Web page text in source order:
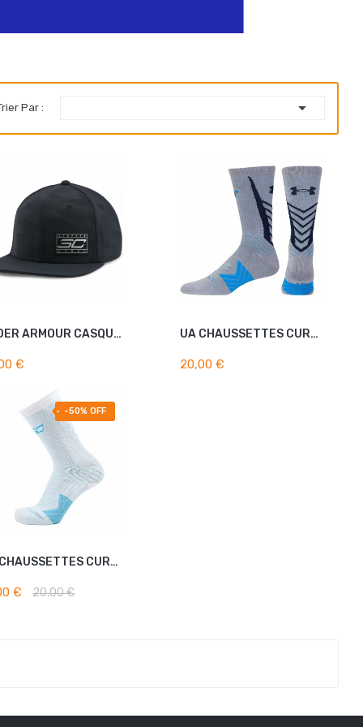
Par : 
UNDER ARMOUR CASQUETTE...
€
AU PANIER UA CHAUSSETTES CURRY...
20,00 €
AJOUTER AU PANIER
-50% OFF
UA CHAUSSETTES CURRY...
€ 20,00 €
AU PANIER